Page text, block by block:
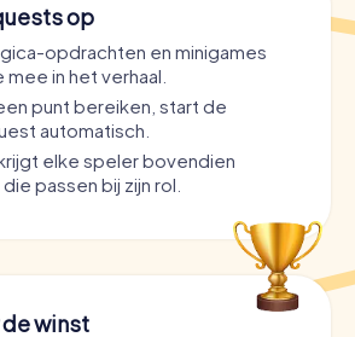
op
opdrachten en minigames
in het verhaal.
punt bereiken, start de
automatisch.
elke speler bovendien
passen bij zijn rol.
de winst